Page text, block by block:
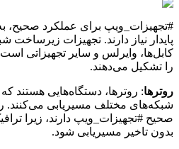
#تجهیزات_ویپ برای عملکرد
پایدار نیاز دارند. تجهیزات زیرساخت
کابل‌ها، وایرلس و سایر تجهیزاتی
را تشکیل می‌دهند.
روترها: روترها، دستگاه‌هایی هستند
شبکه‌های مختلف مسیریابی می‌کنند.
صحیح #تجهیزات_ویپ دارند، زیرا
بدون تاخیر مسیریابی شود.